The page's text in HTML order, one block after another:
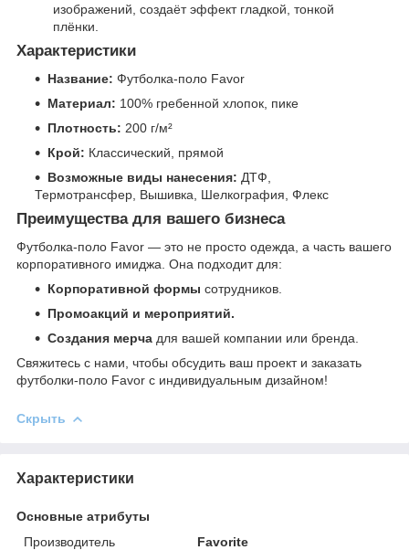
изображений, создаёт эффект гладкой, тонкой
плёнки.
Характеристики
Название: Футболка-поло Favor
Материал: 100% гребенной хлопок, пике
Плотность: 200 г/м²
Крой: Классический, прямой
Возможные виды нанесения: ДТФ,
Термотрансфер, Вышивка, Шелкография, Флекс
Преимущества для вашего бизнеса
Футболка-поло Favor — это не просто одежда, а часть вашего
корпоративного имиджа. Она подходит для:
Корпоративной формы сотрудников.
Промоакций и мероприятий.
Создания мерча для вашей компании или бренда.
Свяжитесь с нами, чтобы обсудить ваш проект и заказать
футболки-поло Favor с индивидуальным дизайном!
Скрыть
Характеристики
Основные атрибуты
Производитель
Favorite